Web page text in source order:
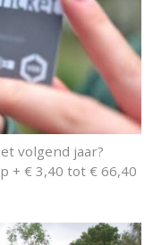
volgend jaar?
+ € 3,40 tot € 66,40